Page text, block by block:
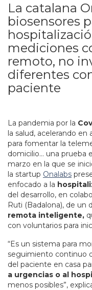
La catalana
biosensores
mediciones
remoto, no
diferentes
paciente
La pandemia por la
la salud, acelerando
para fomentar la
domicilio… una prueba
marzo en la que se
la startup Onalabs
enfocado a la
del desarrollo, en
Ruti (Badalona), de un
remota inteligente,
con voluntarios para
“Es un sistema para
seguimiento continuo
del paciente en casa
a urgencias o al
menos posibles”,